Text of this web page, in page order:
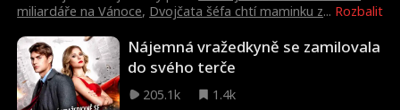
Rozbalit
miliardáře na Vánoce, Dvojčata šéfa chtí maminku z...
Nájemná vražedkyně se zamilovala
do svého terče
205.1k
1.4k